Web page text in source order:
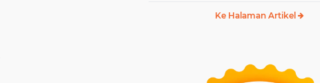
Ke Halaman Artikel